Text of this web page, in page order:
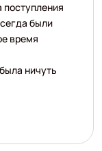
были
время
ничуть